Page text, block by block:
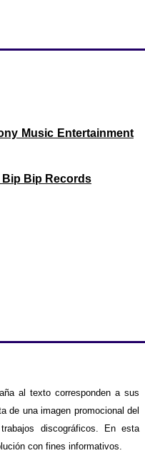
Music Entertainment
Bip Records
al texto corresponden a sus
de una imagen promocional del
discográficos. En esta
con fines informativos.